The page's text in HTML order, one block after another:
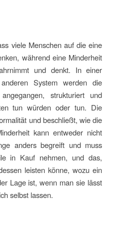
viele Menschen auf die eine
während eine Minderheit
und denkt. In einer
System werden die
strukturiert und
tun würden oder tun. Die
und beschließt, wie die
kann entweder nicht
anders begreift und muss
in Kauf nehmen, und das,
leisten könne, wozu ein
Lage ist, wenn man sie lässt
selbst lassen.